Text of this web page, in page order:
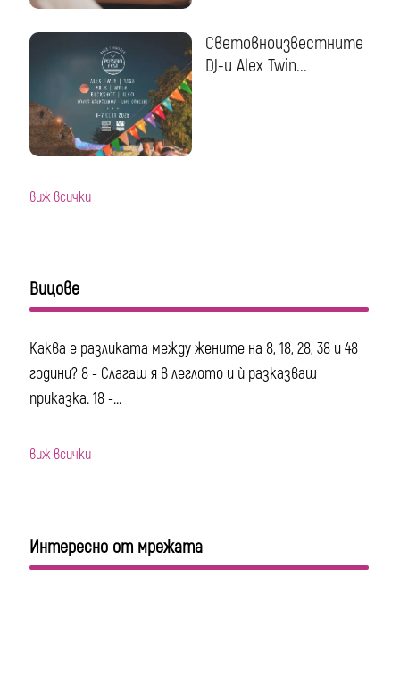
Световноизвестните
DJ-и Alex Twin...
виж всички
Вицове
Каква е разликата между жените на 8, 18, 28, 38 и 48
години? 8 - Слагаш я в леглото и ѝ разказваш
приказка. 18 -...
виж всички
Интересно от мрежата